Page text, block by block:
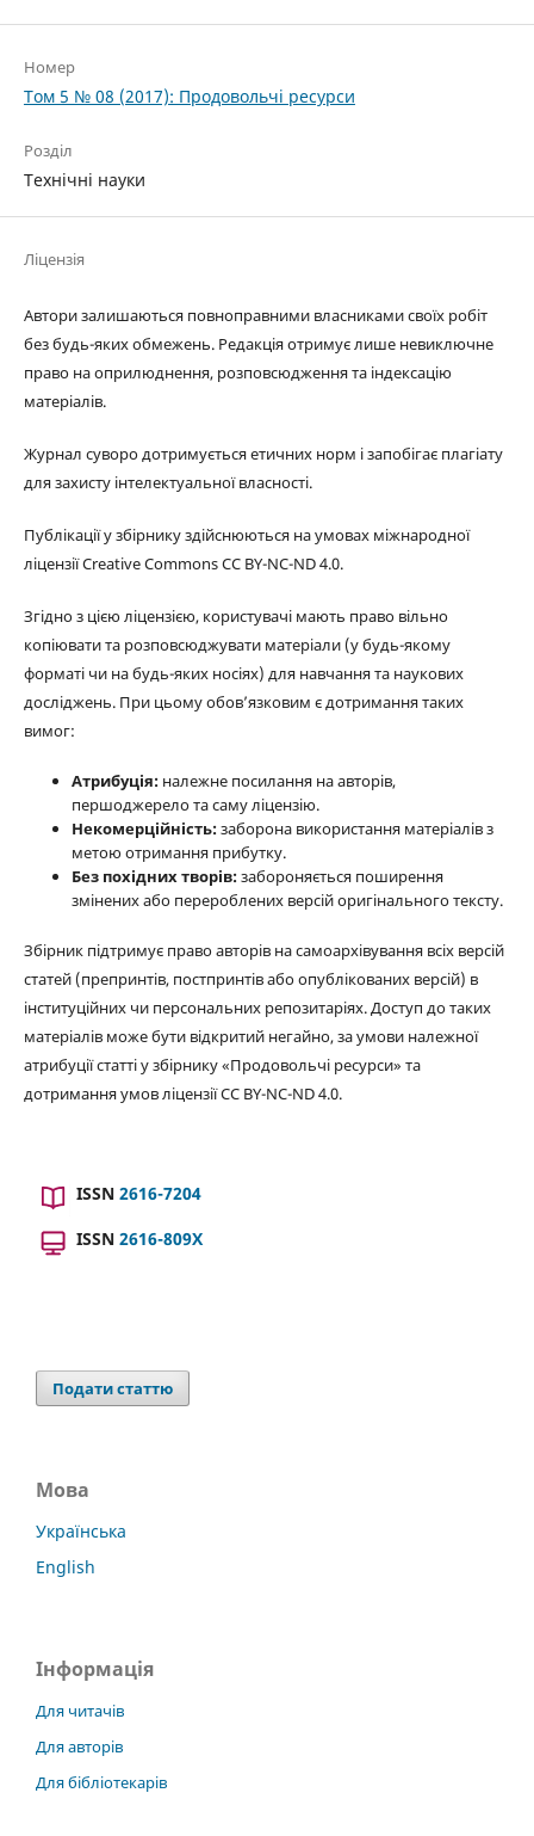
Номер
Том 5 № 08 (2017): Продовольчі ресурси
Розділ
Технічні науки
Ліцензія
Автори залишаються повноправними власниками своїх робіт
без будь-яких обмежень. Редакція отримує лише невиключне
право на оприлюднення, розповсюдження та індексацію
матеріалів.
Журнал суворо дотримується етичних норм і запобігає плагіату
для захисту інтелектуальної власності.
Публікації у збірнику здійснюються на умовах міжнародної
ліцензії Creative Commons CC BY-NC-ND 4.0.
Згідно з цією ліцензією, користувачі мають право вільно
копіювати та розповсюджувати матеріали (у будь-якому
форматі чи на будь-яких носіях) для навчання та наукових
досліджень. При цьому обов’язковим є дотримання таких
вимог:
Атрибуція:належне посилання на авторів,
першоджерело та саму ліцензію.
Некомерційність:заборона використання матеріалів з
метою отримання прибутку.
Без похідних творів:забороняється поширення
змінених або перероблених версій оригінального тексту.
Збірник підтримує право авторів на самоархівування всіх версій
статей (препринтів, постпринтів або опублікованих версій) в
інституційних чи персональних репозитаріях. Доступ до таких
матеріалів може бути відкритий негайно, за умови належної
атрибуції статті у збірнику «Продовольчі ресурси» та
дотримання умов ліцензії CC BY-NC-ND 4.0.
ISSN 2616-7204
ISSN 2616-809X
Подати статтю
Мова
Українська
English
Інформація
Для читачів
Для авторів
Для бібліотекарів